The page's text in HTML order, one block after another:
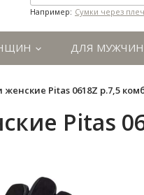
Например: Сумки через
ДЛЯ МУЖЧИН
женские Pitas 0618Z р.7,5
Pitas